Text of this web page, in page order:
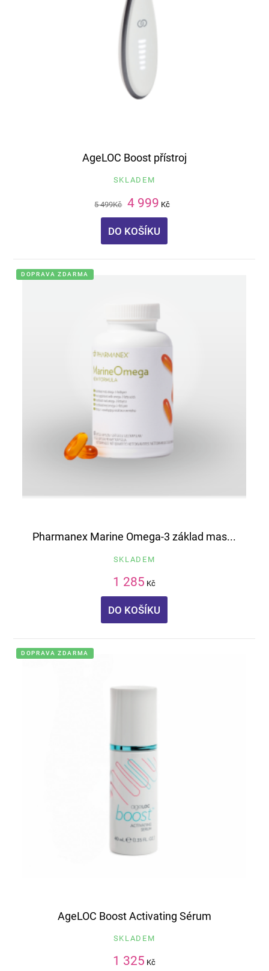
AgeLOC Boost přístroj
SKLADEM
5 499Kč 4 999 Kč
DO KOŠÍKU
DOPRAVA ZDARMA
Pharmanex Marine Omega-3 základ mas...
SKLADEM
1 285 Kč
DO KOŠÍKU
DOPRAVA ZDARMA
AgeLOC Boost Activating Sérum
SKLADEM
1 325 Kč